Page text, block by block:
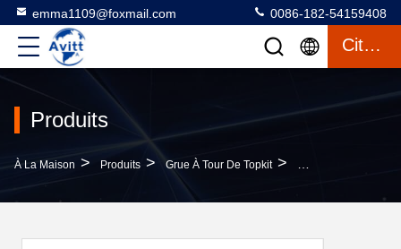
emma1109@foxmail.com 0086-182-54159408
Citation
Produits
À La Maison > Produits > Grue À Tour De Topkit > Cable